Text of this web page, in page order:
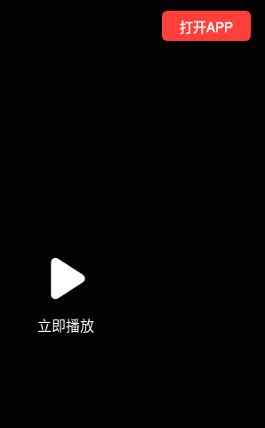
打开APP